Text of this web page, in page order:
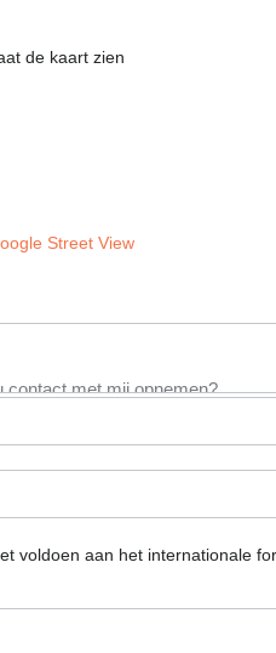
de kaart zien
Street View
voldoen aan het internationale